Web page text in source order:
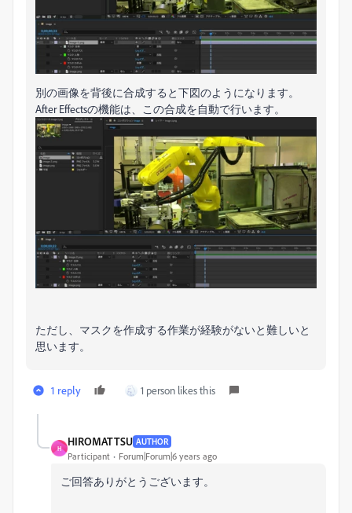
別の画像を背後に合成すると下図のようになります。
After Effectsの機能は、この合成を自動で行います。
ただし、マスクを作成する作業が経験がないと難しいと
思います。
1 reply 1 person likes this
H
HIROMATTSU AUTHOR
Participant Forum|Forum|6 years ago
ご回答ありがとうございます。